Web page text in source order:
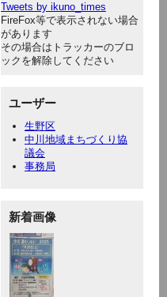
Tweets by ikuno_times
FireFox等で表示されない場合
があります
その場合はトラッカーのブロ
ックを解除してください
ユーザー
生野区
中川地域まちづくり協
議会
事務局
新着画像